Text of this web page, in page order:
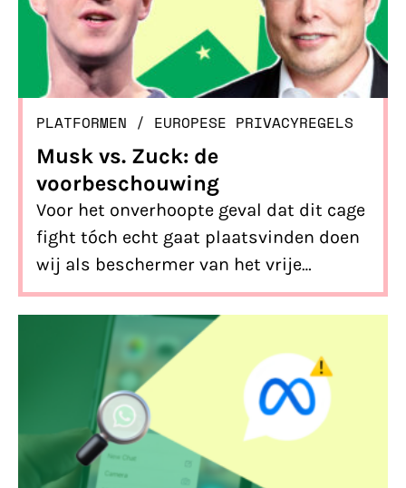
PLATFORMEN / EUROPESE PRIVACYREGELS
Musk vs. Zuck: de
voorbeschouwing
Voor het onverhoopte geval dat dit cage
fight tóch echt gaat plaatsvinden doen
wij als beschermer van het vrije
internet vast maar een
voorbeschouwing. Spoiler alert: het is
nek-aan-nek.